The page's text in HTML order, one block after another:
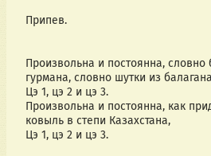
Припев.
Произвольна и постоянна,
гурмана, словно шутки из
Цэ 1, цэ 2 и цэ 3.
Произвольна и постоянна, как
ковыль в степи Казахстана,
Цэ 1, цэ 2 и цэ 3.